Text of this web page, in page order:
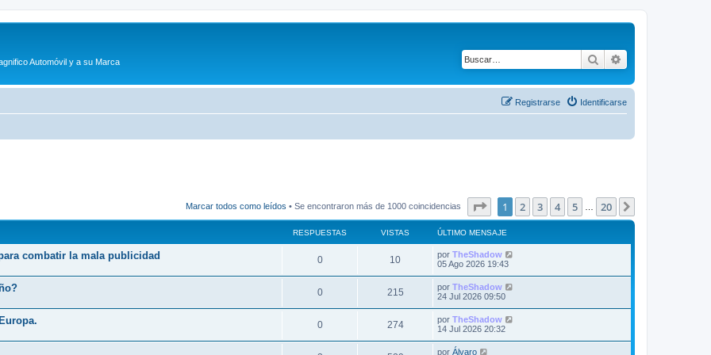
Automóvil y a su Marca Buscar
Identificarse
Registrarse
Marcar todos como leídos • Se encontraron más de 1000 coincidencias Página1 de 20
1 2 3 4 5 20
RESPUESTAS VISTAS ÚLTIMO MENSAJE
combatir la mala publicidad 0R
e
p
u
10V
i
t
a
Ú
l
m
o
m
e
n
s
a
por TheShadow
05 Ago 2026 19:43
0R
e
215V
i
Ú
l
m
o
m
e
por TheShadow
24 Jul 2026 09:50
0R
e
274V
i
Ú
por TheShadow
14 Jul 2026 20:32
Ú
por Álvaro